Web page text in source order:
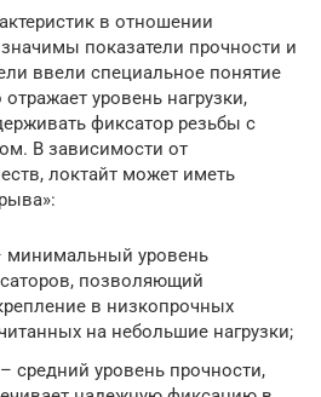
в отношении
показатели прочности и
ввели специальное понятие
уровень нагрузки,
фиксатор резьбы с
В зависимости от
локтайт может иметь
минимальный уровень
позволяющий
в низкопрочных
на небольшие нагрузки;
средний уровень прочности,